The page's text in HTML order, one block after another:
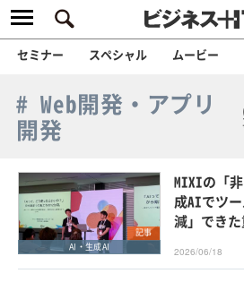
セミナー スペシャル ムービー
# Web開発・アプリ
開発
記事
AI・生成AI
MIXIの「
成AIでツ
減」でき
2026/06/18